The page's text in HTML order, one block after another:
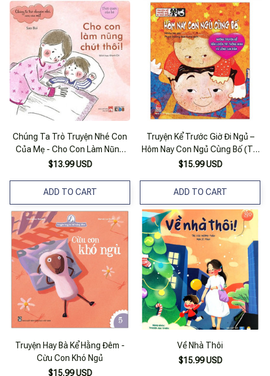
Chúng Ta Trò Truyện Nhé Con
Của Mẹ - Cho Con Làm Nũng
Chút Thôi
$13.99 USD
ADD TO CART
Truyện Kể Trước Giờ Đi Ngủ –
Hôm Nay Con Ngủ Cùng Bố (Tái
Bản)
$15.99 USD
ADD TO CART
Truyện Hay Bà Kể Hằng Đêm -
Cừu Con Khó Ngủ
$15.99 USD
Về Nhà Thôi
$15.99 USD